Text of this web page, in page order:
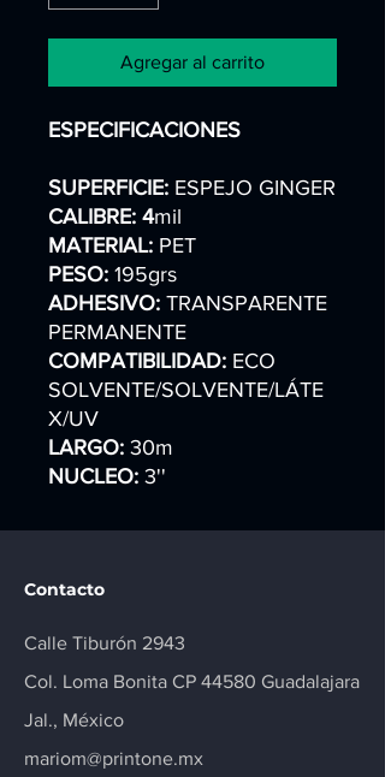
Agregar al carrito
ESPECIFICACIONES
SUPERFICIE: ESPEJO GINGER
CALIBRE: 4mil
MATERIAL: PET
PESO: 195grs
ADHESIVO: TRANSPARENTE
PERMANENTE
COMPATIBILIDAD: ECO
SOLVENTE/SOLVENTE/LÁTE
X/UV
LARGO: 30m
NUCLEO: 3''
Contacto
Calle Tiburón 2943
Col. Loma Bonita CP 44580 Guadalajara
Jal., México
mariom@printone.mx